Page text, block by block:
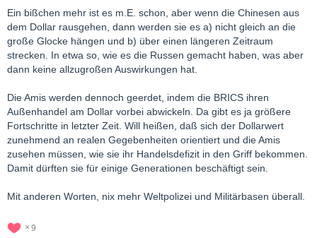
Ein bißchen mehr ist es m.E. schon, aber wenn die Chinesen aus
dem Dollar rausgehen, dann werden sie es a) nicht gleich an die
große Glocke hängen und b) über einen längeren Zeitraum
strecken. In etwa so, wie es die Russen gemacht haben, was aber
dann keine allzugroßen Auswirkungen hat.
Die Amis werden dennoch geerdet, indem die BRICS ihren
Außenhandel am Dollar vorbei abwickeln. Da gibt es ja größere
Fortschritte in letzter Zeit. Will heißen, daß sich der Dollarwert
zunehmend an realen Gegebenheiten orientiert und die Amis
zusehen müssen, wie sie ihr Handelsdefizit in den Griff bekommen.
Damit dürften sie für einige Generationen beschäftigt sein.
Mit anderen Worten, nix mehr Weltpolizei und Militärbasen überall.
9